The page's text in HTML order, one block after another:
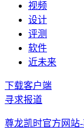
视频
设计
评测
软件
近未来
下载客户端
寻求报道
尊龙凯时官方网站